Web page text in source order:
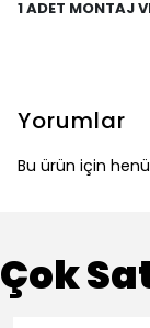
1 ADET MONTAJ
Yorumlar
Bu ürün için
Çok